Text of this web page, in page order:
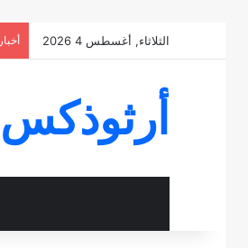
الثلاثاء, أغسطس 4 2026
أرثوذكس